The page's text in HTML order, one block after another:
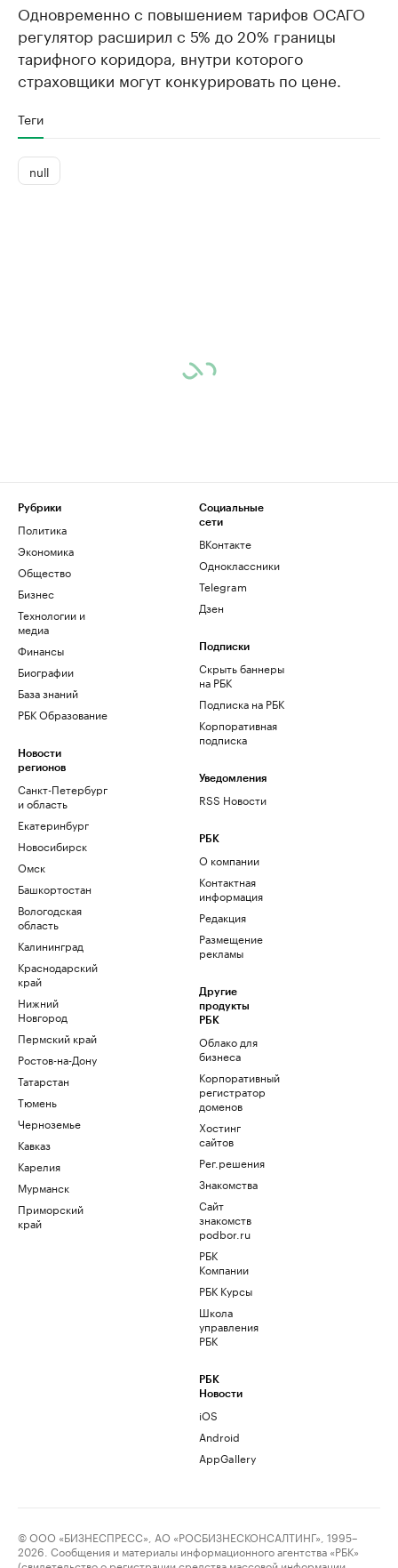
Одновременно с повышением тарифов ОСАГО
регулятор расширил с 5% до 20% границы
тарифного коридора, внутри которого
страховщики могут конкурировать по цене.
Теги
null
Рубрики
Политика
Экономика
Общество
Бизнес
Технологии и
медиа
Финансы
Биографии
База знаний
РБК Образование
Новости
регионов
Санкт-Петербург
и область
Екатеринбург
Новосибирск
Омск
Башкортостан
Вологодская
область
Калининград
Краснодарский
край
Нижний
Новгород
Пермский край
Ростов-на-Дону
Татарстан
Тюмень
Черноземье
Кавказ
Карелия
Мурманск
Приморский
край
Социальные
сети
ВКонтакте
Одноклассники
Telegram
Дзен
Подписки
Скрыть баннеры
на РБК
Подписка на РБК
Корпоративная
подписка
Уведомления
RSS Новости
РБК
О компании
Контактная
информация
Редакция
Размещение
рекламы
Другие
продукты
РБК
Облако для
бизнеса
Корпоративный
регистратор
доменов
Хостинг
сайтов
Рег.решения
Знакомства
Сайт
знакомств
podbor.ru
РБК
Компании
РБК Курсы
Школа
управления
РБК
РБК
Новости
iOS
Android
AppGallery
© ООО «БИЗНЕСПРЕСС», АО «РОСБИЗНЕСКОНСАЛТИНГ», 1995–
2026. Сообщения и материалы информационного агентства «РБК»